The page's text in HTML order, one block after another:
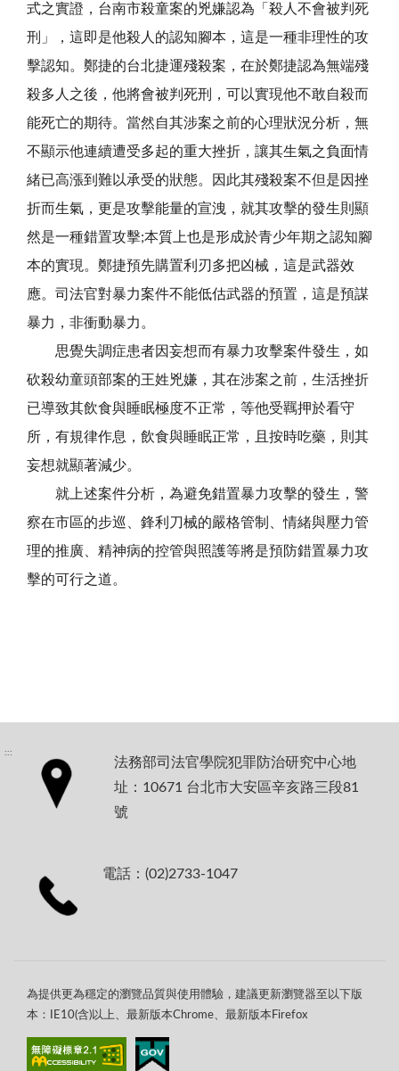
式之實證，台南市殺童案的兇嫌認為「殺人不會被判死
刑」，這即是他殺人的認知腳本，這是一種非理性的攻
擊認知。鄭捷的台北捷運殘殺案，在於鄭捷認為無端殘
殺多人之後，他將會被判死刑，可以實現他不敢自殺而
能死亡的期待。當然自其涉案之前的心理狀況分析，無
不顯示他連續遭受多起的重大挫折，讓其生氣之負面情
緒已高漲到難以承受的狀態。因此其殘殺案不但是因挫
折而生氣，更是攻擊能量的宣洩，就其攻擊的發生則顯
然是一種錯置攻擊;本質上也是形成於青少年期之認知腳
本的實現。鄭捷預先購置利刃多把凶械，這是武器效
應。司法官對暴力案件不能低估武器的預置，這是預謀
暴力，非衝動暴力。
思覺失調症患者因妄想而有暴力攻擊案件發生，如
砍殺幼童頭部案的王姓兇嫌，其在涉案之前，生活挫折
已導致其飲食與睡眠極度不正常，等他受羈押於看守
所，有規律作息，飲食與睡眠正常，且按時吃藥，則其
妄想就顯著減少。
就上述案件分析，為避免錯置暴力攻擊的發生，警
察在市區的步巡、鋒利刀械的嚴格管制、情緒與壓力管
理的推廣、精神病的控管與照護等將是預防錯置暴力攻
擊的可行之道。
:::
法務部司法官學院犯罪防治研究中心地
址：10671 台北市大安區辛亥路三段81
號
電話：(02)2733-1047
為提供更為穩定的瀏覽品質與使用體驗，建議更新瀏覽器至以下版
本：IE10(含)以上、最新版本Chrome、最新版本Firefox